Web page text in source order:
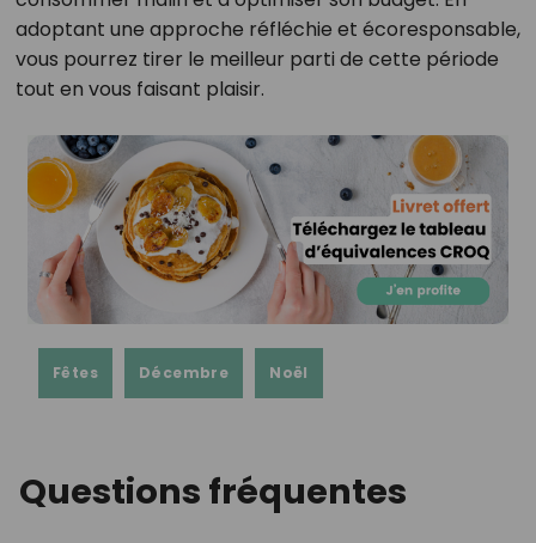
adoptant une approche réfléchie et écoresponsable,
vous pourrez tirer le meilleur parti de cette période
tout en vous faisant plaisir.
Fêtes Décembre Noël
Questions fréquentes